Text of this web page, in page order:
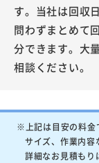
す。当社は回収
問わずまとめて
分できます。大
相談ください。
※上記は目安の料金
サイズ、作業内容
詳細なお見積もり